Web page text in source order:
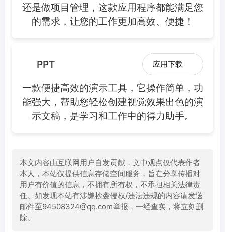
还是做项目管理，这款应用程序都能满足您
的需求，让您的工作更加高效、便捷！
PPT 应用下载
一款便捷高效的演示工具，它操作简单，功
能强大，帮助您轻松创建视觉效果出色的演
示文稿，是学习和工作中的得力助手。
本文内容由互联网用户自发贡献，文中观点仅代表作者
本人，本站仅提供信息存储空间服务，旨在分享传播对
用户有价值的信息，不拥有所有权，不承担相关法律责
任。如发现本站有涉嫌抄袭侵权/违法违规的内容请发送
邮件至94508324@qq.com举报，一经查实，将立刻删
除。